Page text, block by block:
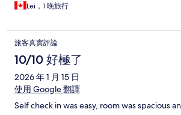
Lei，1 晚旅行
旅客真實評論
10/10 好極了
2026 年 1 月 15 日
使用 Google 翻譯
Self check in was easy, room was spacious